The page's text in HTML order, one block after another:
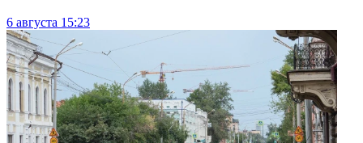
6 августа 15:23